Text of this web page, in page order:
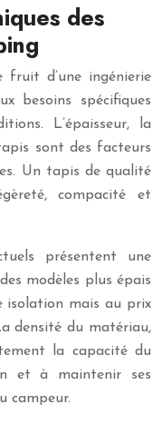
des
fruit d’une ingénierie
besoins spécifiques
L’épaisseur, la
sont des facteurs
Un tapis de qualité
compacité et
présentent une
modèles plus épais
isolation mais au prix
densité du matériau,
la capacité du
et à maintenir ses
campeur.